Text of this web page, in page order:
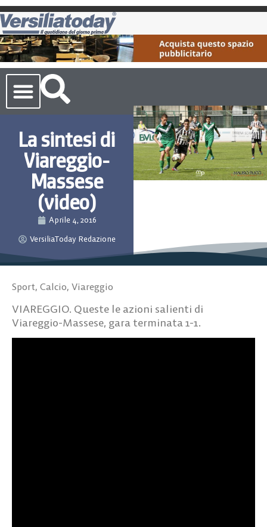
La sintesi di
Viareggio-
Massese
(video)
Aprile 4, 2016
VersiliaToday Redazione
Sport, Calcio, Viareggio
VIAREGGIO. Queste le azioni salienti di
Viareggio-Massese, gara terminata 1-1.